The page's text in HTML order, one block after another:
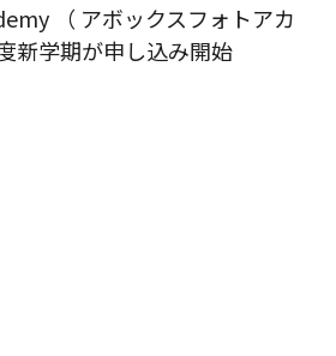
（ アボックスフォトアカ
新学期が申し込み開始